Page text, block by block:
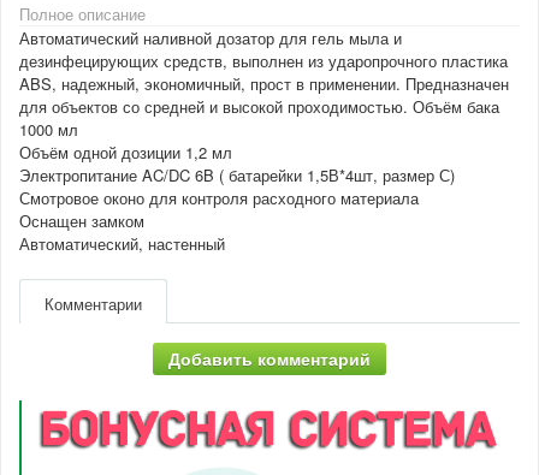
Полное описание
Автоматический наливной дозатор для гель мыла и
дезинфецирующих средств, выполнен из ударопрочного пластика
ABS, надежный, экономичный, прост в применении. Предназначен
для объектов со средней и высокой проходимостью. Объём бака
1000 мл
Объём одной дозиции 1,2 мл
Электропитание AC/DC 6B ( батарейки 1,5В*4шт, размер С)
Смотровое оконо для контроля расходного материала
Оснащен замком
Автоматический, настенный
Комментарии
Добавить комментарий